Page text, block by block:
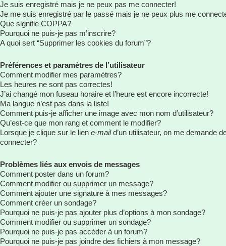
Je suis enregistré mais je ne peux pas me connecter!
Je me suis enregistré par le passé mais je ne peux plus me
Que signifie COPPA?
Pourquoi ne puis-je pas m’inscrire?
A quoi sert “Supprimer les cookies du forum”?
Préférences et paramètres de l’utilisateur
Comment modifier mes paramètres?
Les heures ne sont pas correctes!
J’ai changé mon fuseau horaire et l’heure est encore incorrecte!
Ma langue n’est pas dans la liste!
Comment puis-je afficher une image avec mon nom d’utilisateur?
Qu’est-ce que mon rang et comment le modifier?
Lorsque je clique sur le lien e-maild’un utilisateur, on me demande
connecter?
Problèmes liés aux envois de messages
Comment poster dans un forum?
Comment modifier ou supprimer un message?
Comment ajouter une signature à mes messages?
Comment créer un sondage?
Pourquoi ne puis-je pas ajouter plus d’options à mon sondage?
Comment modifier ou supprimer un sondage?
Pourquoi ne puis-je pas accéder à un forum?
Pourquoi ne puis-je pas joindre des fichiers à mon message?